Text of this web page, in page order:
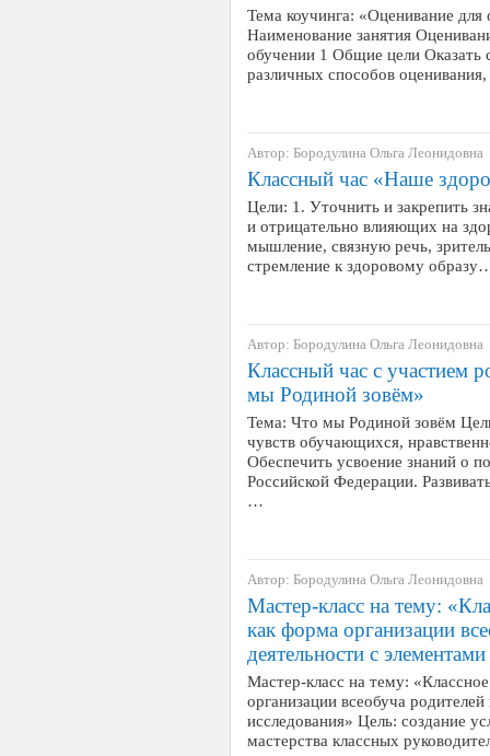
Тема коучинга: «Оценивание
Наименование занятия
обучении 1 Общие цели Оказать
различных способов
Автор: Бородулина Ольга Леонидовна
Классный час «Наше
Цели: 1. Уточнить и закрепить
и отрицательно влияющих на
мышление, связную речь,
стремление к здоровому
Автор: Бородулина Ольга Леонидовна
Классный час с участием
мы Родиной зовём»
Тема: Что мы Родиной зовём
чувств обучающихся,
Обеспечить усвоение знаний о
Российской Федерации.
…
Автор: Бородулина Ольга Леонидовна
Мастер-класс на тему:
как форма организации
деятельности с
Мастер-класс на тему:
организации всеобуча
исследования» Цель: создание
мастерства классных